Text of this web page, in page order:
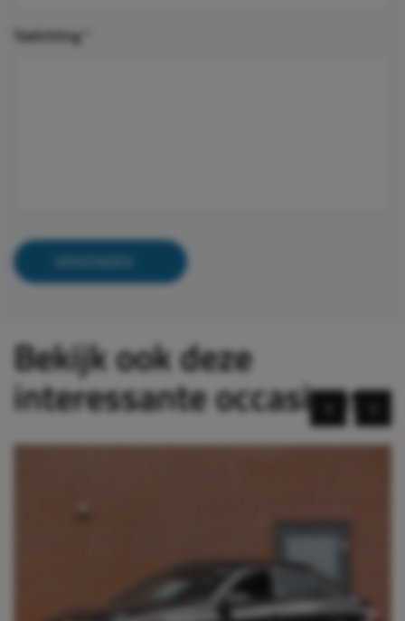
Toelichting
Bekijk ook deze
interessante occasions